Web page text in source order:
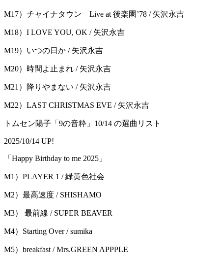
M17）チャイナタウン – Live at 後楽園’78 / 矢沢永吉
M18）I LOVE YOU, OK / 矢沢永吉
M19）いつの日か / 矢沢永吉
M20）時間よ止まれ / 矢沢永吉
M21）降りやまない / 矢沢永吉
M22）LAST CHRISTMAS EVE / 矢沢永吉
トムセン陽子「9の音粋」10/14 の選曲リスト
2025/10/14 UP!
「Happy Birthday to me 2025」
M1）PLAYER 1 / 緑⻩⾊社会
M2）最⾼速度 / SHISHAMO
M3） 最前線 / SUPER BEAVER
M4）Starting Over / sumika
M5）breakfast / Mrs.GREEN APPPLE